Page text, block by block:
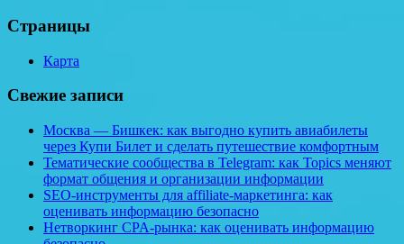
Страницы
Карта
Свежие записи
Москва — Бишкек: как выгодно купить авиабилеты
через Купи Билет и сделать путешествие комфортным
Тематические сообщества в Telegram: как Topics меняют
формат общения и организации информации
SEO-инструменты для affiliate-маркетинга: как
оценивать информацию безопасно
Нетворкинг CPA-рынка: как оценивать информацию